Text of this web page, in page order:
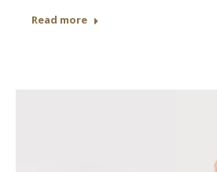
Read more